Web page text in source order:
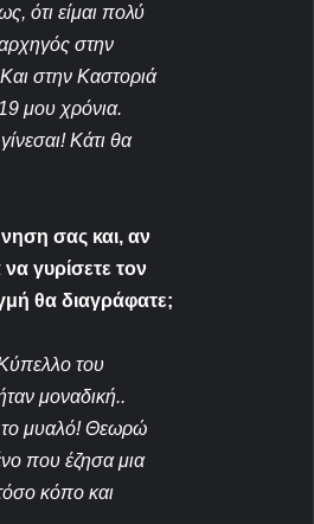
ότι είμαι πολύ
στην
στην Καστοριά
μου χρόνια.
Κάτι θα
σας και, αν
να γυρίσετε τον
θα διαγράφατε;
του
μοναδική..
το μυαλό! Θεωρώ
που έζησα μια
κόπο και